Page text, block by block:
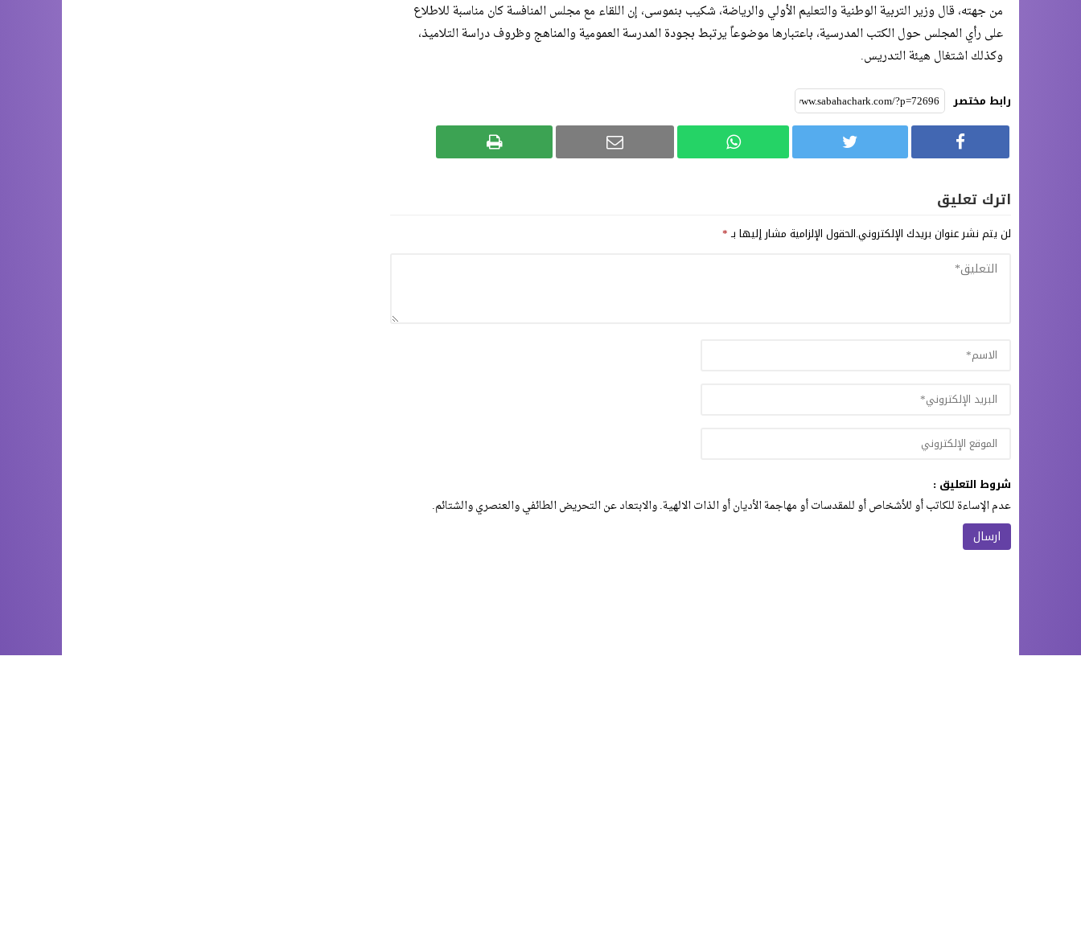
من جهته، قال وزير التربية الوطنية والتعليم الأولي والرياضة، شكيب بنموسى، إن اللقاء مع مجلس المنافسة كان مناسبة للاطلاع
على رأي المجلس حول الكتب المدرسية، باعتبارها موضوعاً يرتبط بجودة المدرسة العمومية والمناهج وظروف دراسة التلاميذ،
وكذلك اشتغال هيئة التدريس.
رابط مختصر
اترك تعليق
لن يتم نشر عنوان بريدك الإلكتروني.الحقول الإلزامية مشار إليها بـ*
شروط التعليق :
عدم الإساءة للكاتب أو للأشخاص أو للمقدسات أو مهاجمة الأديان أو الذات الالهية. والابتعاد عن التحريض الطائفي والعنصري والشتائم.